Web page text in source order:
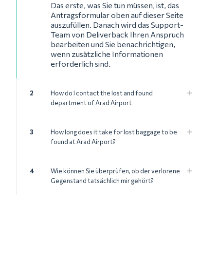
Das erste, was Sie tun müssen, ist, das
Antragsformular oben auf dieser Seite
auszufüllen. Danach wird das Support-
Team von Deliverback Ihren Anspruch
bearbeiten und Sie benachrichtigen,
wenn zusätzliche Informationen
erforderlich sind.
2
How do I contact the lost and found
department of Arad Airport
3
How long does it take for lost baggage to be
found at Arad Airport?
4
Wie können Sie überprüfen, ob der verlorene
Gegenstand tatsächlich mir gehört?